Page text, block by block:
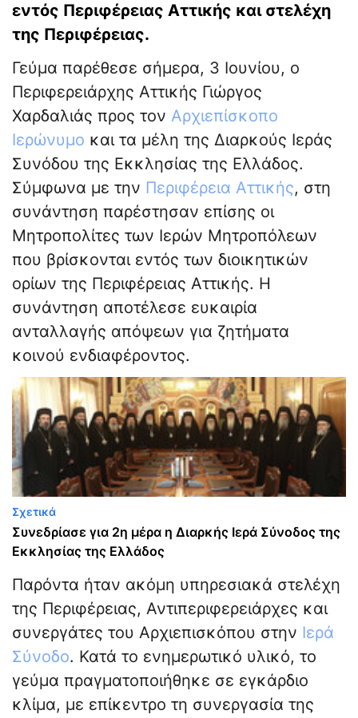
εντός Περιφέρειας Αττικής και στελέχη
της Περιφέρειας.
Γεύμα παρέθεσε σήμερα, 3 Ιουνίου, ο
Περιφερειάρχης Αττικής Γιώργος
Χαρδαλιάς προς τον Αρχιεπίσκοπο
Ιερώνυμο και τα μέλη της Διαρκούς Ιεράς
Συνόδου της Εκκλησίας της Ελλάδος.
Σύμφωνα με την Περιφέρεια Αττικής, στη
συνάντηση παρέστησαν επίσης οι
Μητροπολίτες των Ιερών Μητροπόλεων
που βρίσκονται εντός των διοικητικών
ορίων της Περιφέρειας Αττικής. Η
συνάντηση αποτέλεσε ευκαιρία
ανταλλαγής απόψεων για ζητήματα
κοινού ενδιαφέροντος.
Σχετικά
Συνεδρίασε για 2η μέρα η Διαρκής Ιερά Σύνοδος της
Εκκλησίας της Ελλάδος
Παρόντα ήταν ακόμη υπηρεσιακά στελέχη
της Περιφέρειας, Αντιπεριφερειάρχες και
συνεργάτες του Αρχιεπισκόπου στην Ιερά
Σύνοδο. Κατά το ενημερωτικό υλικό, το
γεύμα πραγματοποιήθηκε σε εγκάρδιο
κλίμα, με επίκεντρο τη συνεργασία της